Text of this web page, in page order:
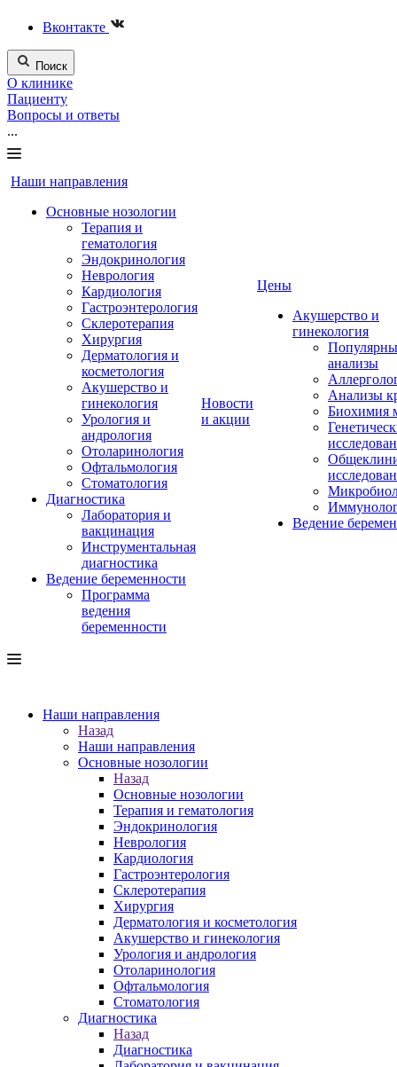
Вконтакте
Поиск
О клинике
Пациенту
Вопросы и ответы
...
Наши направления
Основные нозологии
Терапия и
гематология
Эндокринология
Неврология
Кардиология
Гастроэнтерология
Склеротерапия
Хирургия
Дерматология и
косметология
Акушерство и
гинекология
Урология и
андрология
Отоларинология
Офтальмология
Стоматология
Диагностика
Лаборатория и
вакцинация
Инструментальная
диагностика
Ведение беременности
Программа
ведения
беременности
Новости
и акции
Цены
Акушерство и
гинекология
анализы
Анализы
Биохимия
Ведение
Наши направления
Назад
Наши направления
Основные нозологии
Назад
Основные нозологии
Терапия и гематология
Эндокринология
Неврология
Кардиология
Гастроэнтерология
Склеротерапия
Хирургия
Дерматология и косметология
Акушерство и гинекология
Урология и андрология
Отоларинология
Офтальмология
Стоматология
Диагностика
Назад
Диагностика